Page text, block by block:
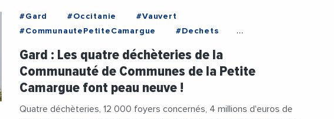
#Gard #Occitanie
#Vauvert
#CommunautePetiteCamargue
#Dechets
#Videos
Gard : Les quatre déchèteries de la
Communauté de Communes de la Petite
Camargue font peau neuve !
Quatre déchèteries, 12 000 foyers concernés, 4 millions d'euros de